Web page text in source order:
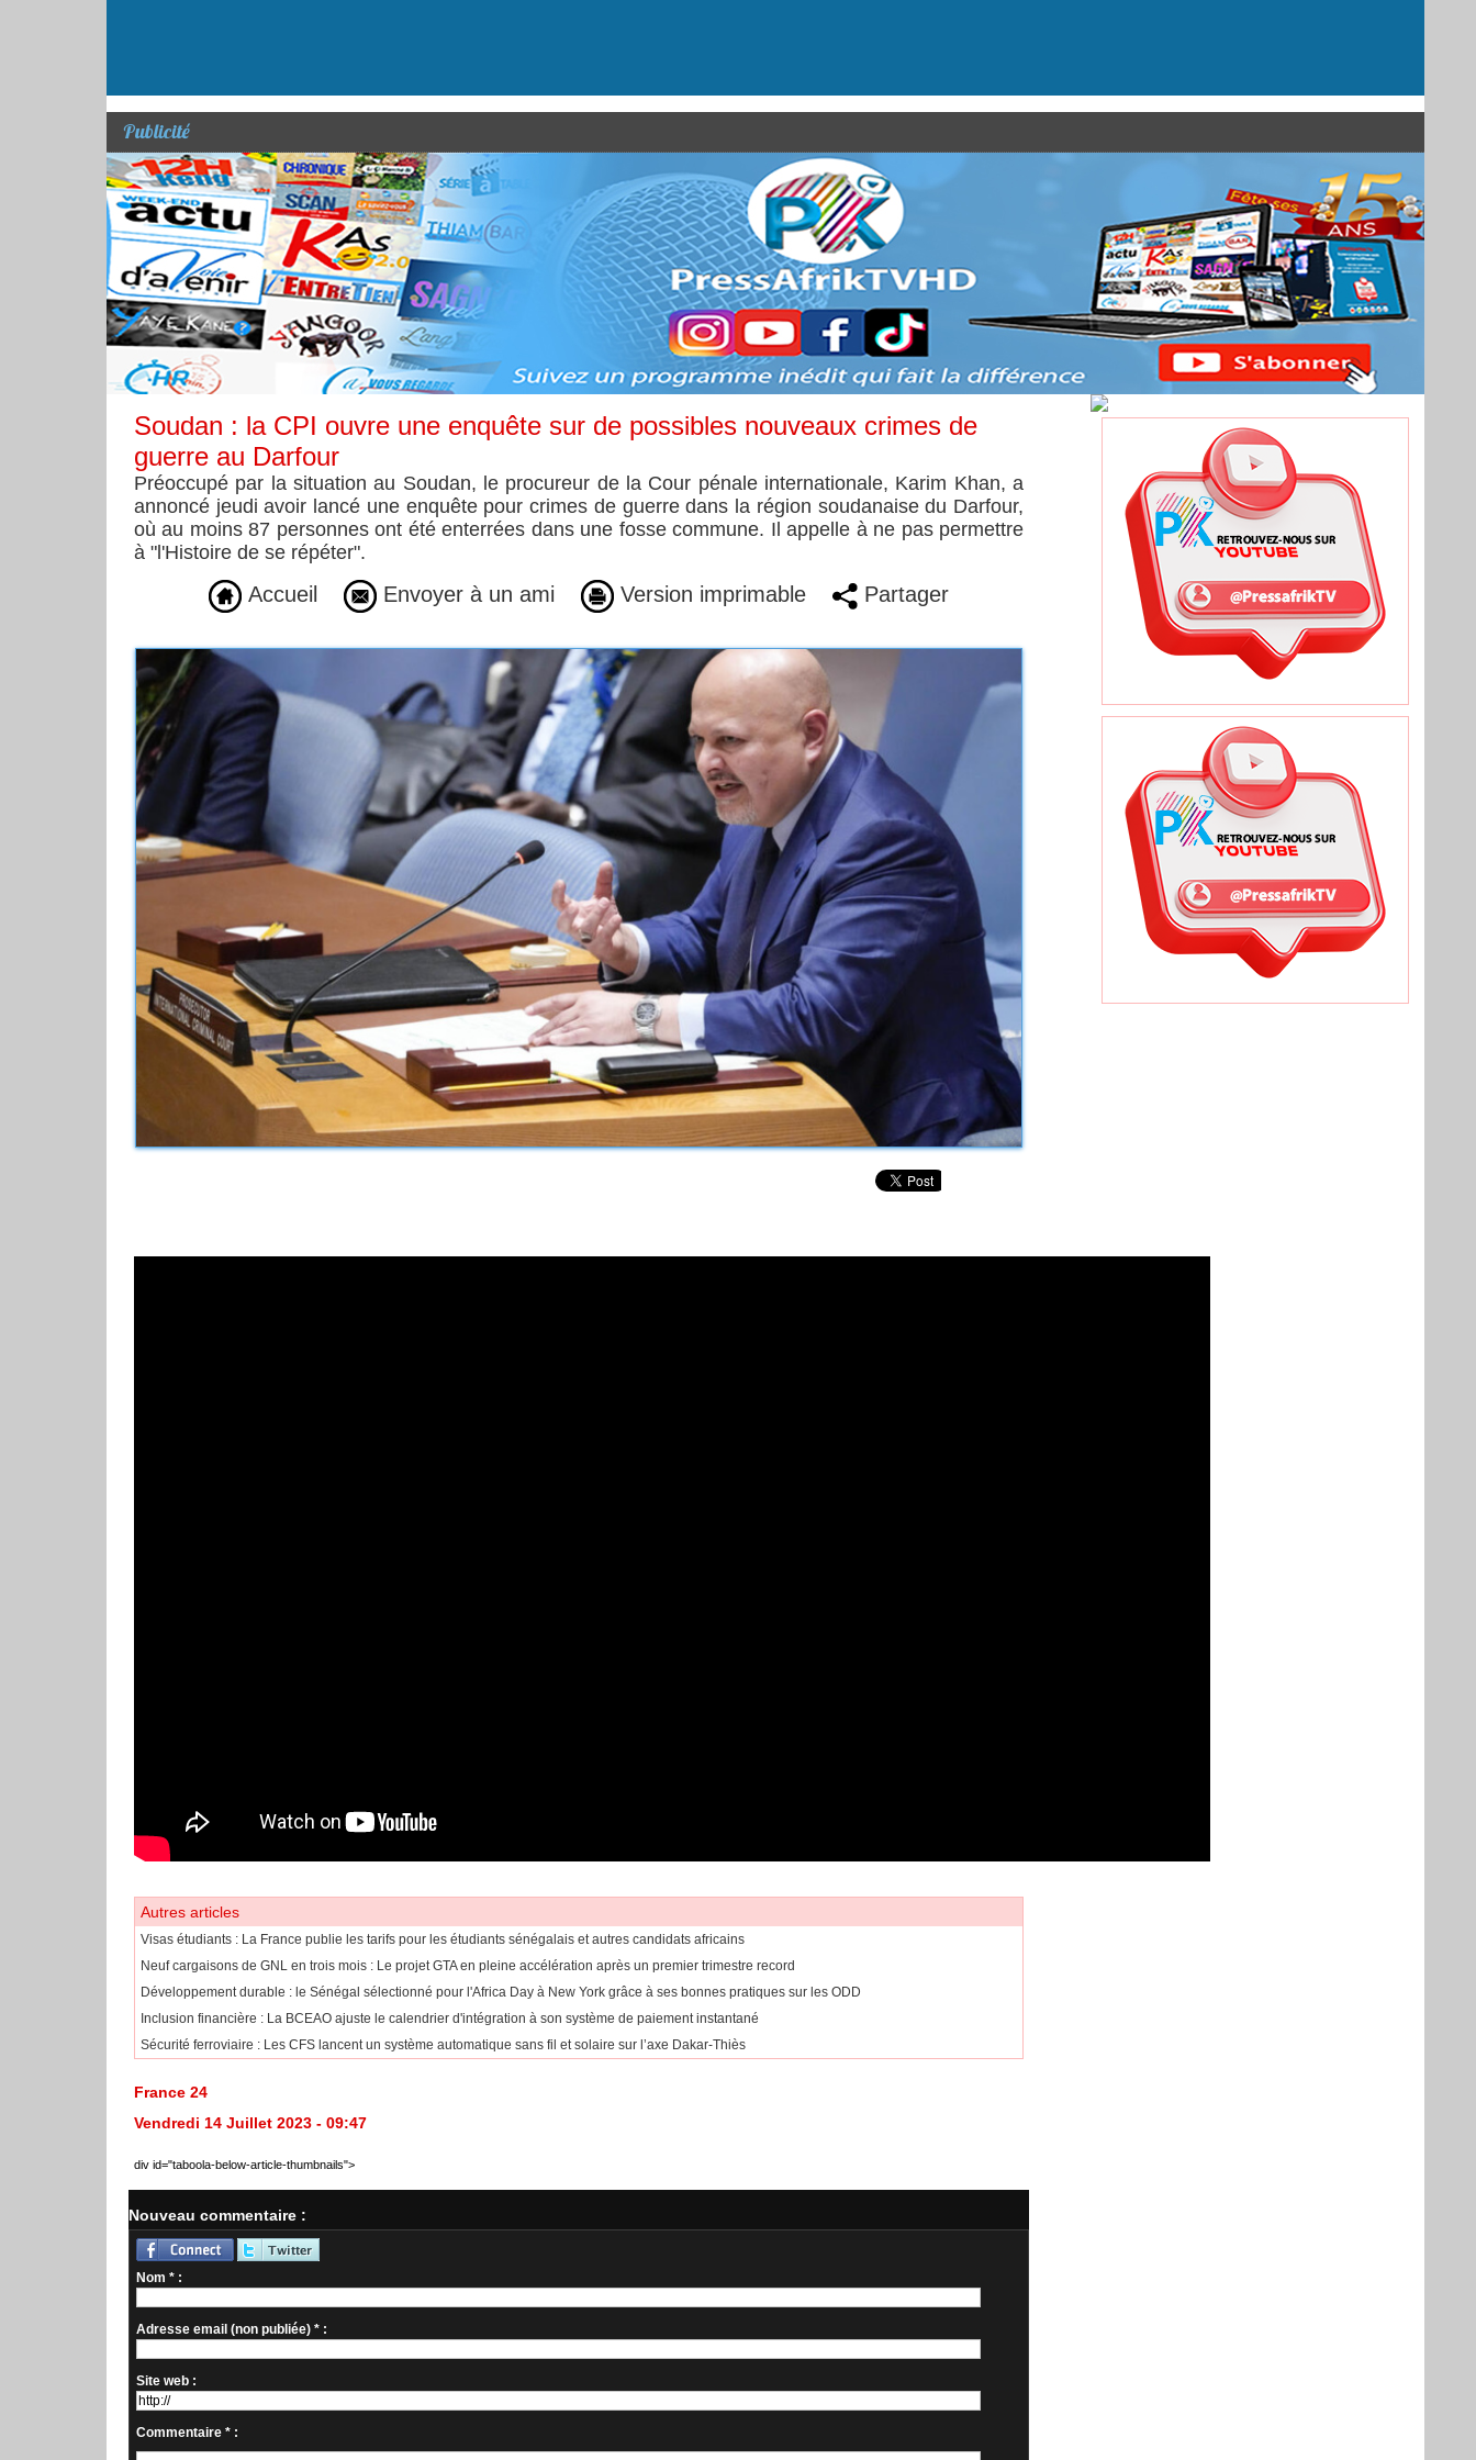
Publicité
Soudan : la CPI ouvre une enquête sur de possibles nouveaux crimes de
guerre au Darfour
Préoccupé par la situation au Soudan, le procureur de la Cour pénale internationale, Karim Khan, a
annoncé jeudi avoir lancé une enquête pour crimes de guerre dans la région soudanaise du Darfour,
où au moins 87 personnes ont été enterrées dans une fosse commune. Il appelle à ne pas permettre
à "l'Histoire de se répéter".
Accueil Envoyer à un ami Version imprimable Partager
Autres articles
​Visas étudiants : La France publie les tarifs pour les étudiants sénégalais et autres candidats africains
Neuf cargaisons de GNL en trois mois : Le projet GTA en pleine accélération après un premier trimestre record
Développement durable : le Sénégal sélectionné pour l'Africa Day à New York grâce à ses bonnes pratiques sur les ODD
​Inclusion financière : La BCEAO ajuste le calendrier d'intégration à son système de paiement instantané
Sécurité ferroviaire : Les CFS lancent un système automatique sans fil et solaire sur l’axe Dakar-Thiès
France 24
Vendredi 14 Juillet 2023 - 09:47
div id="taboola-below-article-thumbnails">
Nouveau commentaire :
Nom * :
Adresse email (non publiée) * :
Site web :
Commentaire * :